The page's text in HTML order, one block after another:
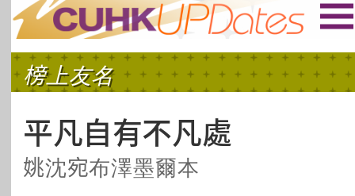
主頁 | ENG | 简体 |
頭條 榜上友名 學術探奇
社創薈動 六物窺人
藝士匹靈 雅共賞
榜上友名
平凡自有不凡處
姚沈宛布澤墨爾本